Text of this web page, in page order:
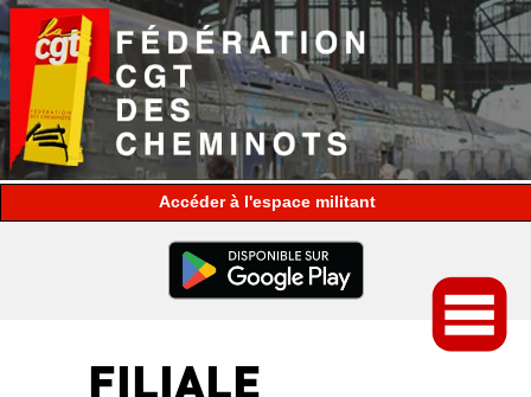
espace militant
FILIALE